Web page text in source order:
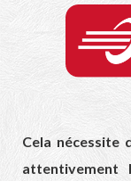
Cela nécessite
attentivement